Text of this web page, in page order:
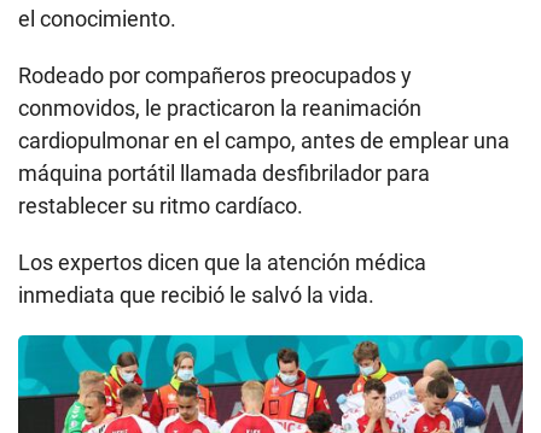
el conocimiento.
Rodeado por compañeros preocupados y
conmovidos, le practicaron la reanimación
cardiopulmonar en el campo, antes de emplear una
máquina portátil llamada desfibrilador para
restablecer su ritmo cardíaco.
Los expertos dicen que la atención médica
inmediata que recibió le salvó la vida.